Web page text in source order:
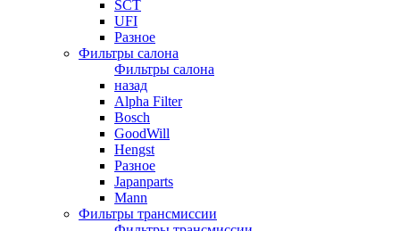
SCT
UFI
Разное
Фильтры салона
Фильтры салона
назад
Alpha Filter
Bosch
GoodWill
Hengst
Разное
Japanparts
Mann
Фильтры трансмиссии